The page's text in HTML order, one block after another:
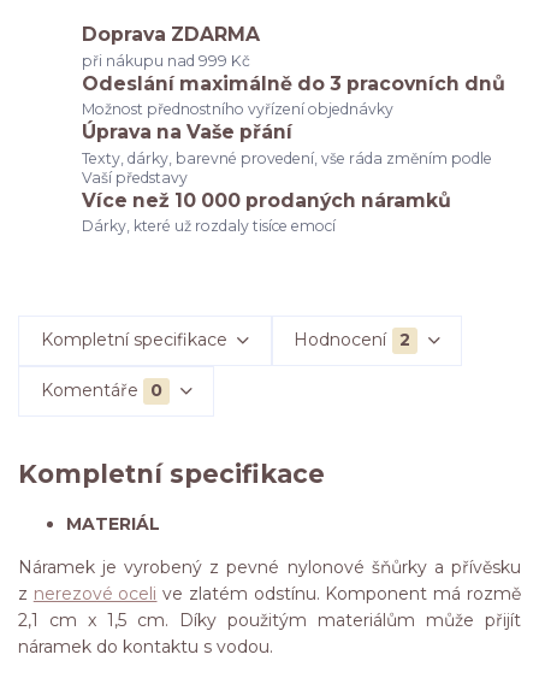
Doprava ZDARMA
při nákupu nad 999 Kč
Odeslání maximálně do 3 pracovních dnů
Možnost přednostního vyřízení objednávky
Úprava na Vaše přání
Texty, dárky, barevné provedení, vše ráda změním podle
Vaší představy
Více než 10 000 prodaných náramků
Dárky, které už rozdaly tisíce emocí
Kompletní specifikace Hodnocení 2
Komentáře 0
Kompletní specifikace
MATERIÁL
Náramek je vyrobený z pevné nylonové šňůrky a přívěsku
z nerezové oceli ve zlatém odstínu. Komponent má rozmě
2,1 cm x 1,5 cm. Díky použitým materiálům může přijít
náramek do kontaktu s vodou.